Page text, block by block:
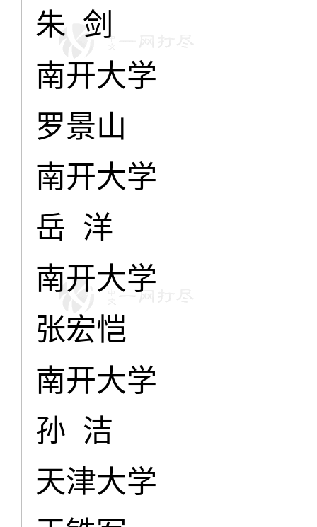
朱 剑
南开大学
罗景山
南开大学
岳 洋
南开大学
张宏恺
南开大学
孙 洁
天津大学